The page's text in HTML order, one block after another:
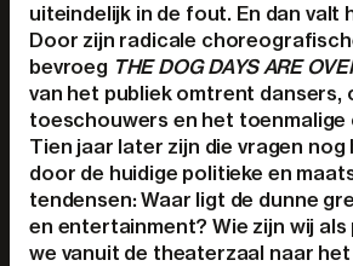
uiteindelijk in de fout. En dan valt
Door zijn radicale
bevroeg THE DOG DAYS ARE
van het publiek omtrent dansers,
toeschouwers en het toenmalige
Tien jaar later zijn die vragen nog
door de huidige politieke en
tendensen: Waar ligt de dunne
en entertainment? Wie zijn wij als
we vanuit de theaterzaal naar het